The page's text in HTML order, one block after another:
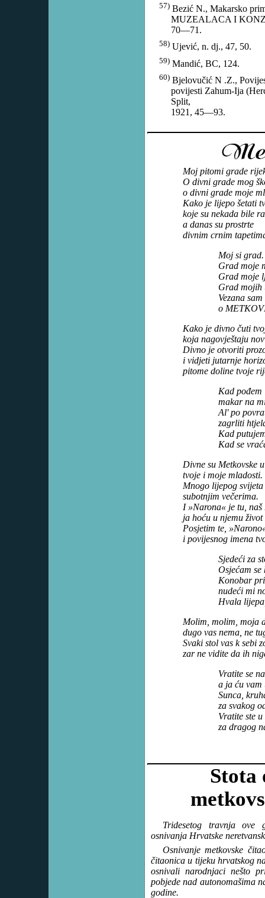
57) Bezić N., Makarsko
MUZEALACA I
70—71.
58) Ujević, n. dj., 47, 50.
59) Mandić, BC, 124.
60) Bjelovučić N .Z.,
povijesti Zahum-Ija
Split,
1921, 45—93.
Moj pitomi grade
O divni grade mog
o divni grade moje
Kako je lijepo šetati
koje su nekada bile
a danas su prostrte
divnim crnim
Moj si grad.
Grad moje
Grad moje
Grad mojih
Vezana sam
o
Kako je divno čuti
koja nagovještaju
Divno je otvoriti
i vidjeti jutarnje
pitome doline tvoje
Kad pođem
makar na
Al' po
zagrliti
Kad
Kad se
Divne su Metkovske
tvoje i moje mladosti.
Mnogo lijepog
subotnjim večerima.
I »Narona« je tu,
ja hoću u njemu
Posjetim te,
i povijesnog imena
Sjedeći za
Osjećam se
Konobar
nudeći mi
Hvala
Molim, molim, moja
dugo vas nema, ne
Svaki stol vas k sebi
zar ne vidite da ih
Vratite se
a ja ću vam
Sunca,
za svakog
Vratite ste
za dragog
Stota
Tridesetog travnja ove
osnivanja Hrvatske
Osnivanje metkovske
čitaonica u tijeku hrvatskog
osnivali narodnjaci nešto
pobjede nad autonomašima
godine.